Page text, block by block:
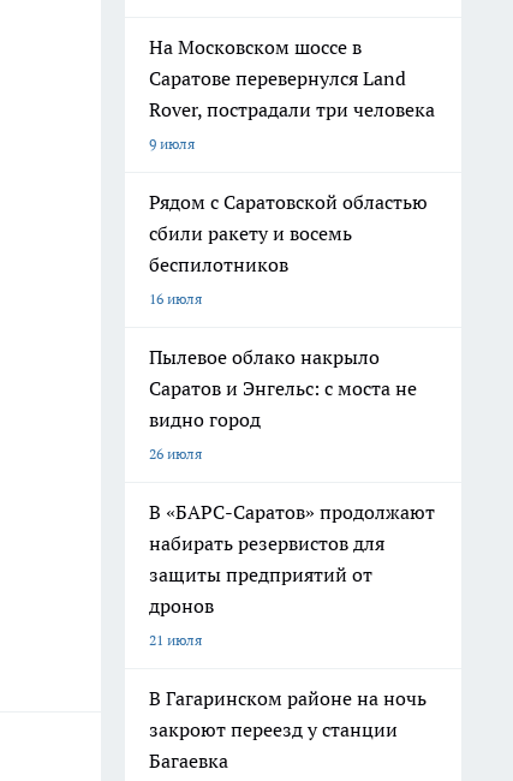
На Московском шоссе в
Саратове перевернулся Land
Rover, пострадали три человека
9 июля
Рядом с Саратовской областью
сбили ракету и восемь
беспилотников
16 июля
Пылевое облако накрыло
Саратов и Энгельс: с моста не
видно город
26 июля
В «БАРС-Саратов» продолжают
набирать резервистов для
защиты предприятий от
дронов
21 июля
В Гагаринском районе на ночь
закроют переезд у станции
Багаевка